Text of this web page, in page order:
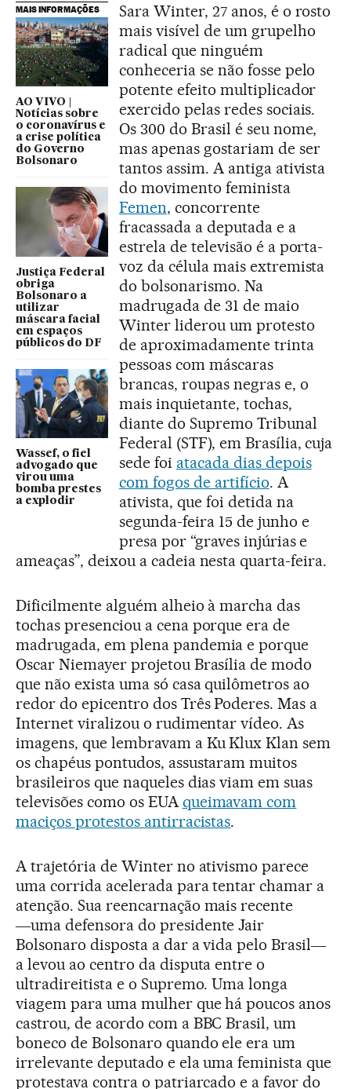
MAIS INFORMAÇÕES
AO VIVO |
Notícias sobre
o coronavírus e
a crise política
do Governo
Bolsonaro
Justiça Federal
obriga
Bolsonaro a
utilizar
máscara facial
em espaços
públicos do DF
Wassef, o fiel
advogado que
virou uma
bomba prestes
a explodir
Sara Winter, 27 anos, é o rosto
mais visível de um grupelho
radical que ninguém
conheceria se não fosse pelo
potente efeito multiplicador
exercido pelas redes sociais.
Os 300 do Brasil é seu nome,
mas apenas gostariam de ser
tantos assim. A antiga ativista
do movimento feminista
Femen, concorrente
fracassada a deputada e a
estrela de televisão é a porta-
voz da célula mais extremista
do bolsonarismo. Na
madrugada de 31 de maio
Winter liderou um protesto
de aproximadamente trinta
pessoas com máscaras
brancas, roupas negras e, o
mais inquietante, tochas,
diante do Supremo Tribunal
Federal (STF), em Brasília, cuja
sede foi atacada dias depois
com fogos de artifício. A
ativista, que foi detida na
segunda-feira 15 de junho e
presa por “graves injúrias e
ameaças”, deixou a cadeia nesta quarta-feira.
Dificilmente alguém alheio à marcha das
tochas presenciou a cena porque era de
madrugada, em plena pandemia e porque
Oscar Niemayer projetou Brasília de modo
que não exista uma só casa quilômetros ao
redor do epicentro dos Três Poderes. Mas a
Internet viralizou o rudimentar vídeo. As
imagens, que lembravam a Ku Klux Klan sem
os chapéus pontudos, assustaram muitos
brasileiros que naqueles dias viam em suas
televisões como os EUAqueimavam com
maciços protestos antirracistas.
A trajetória de Winter no ativismo parece
uma corrida acelerada para tentar chamar a
atenção. Sua reencarnação mais recente
―uma defensora do presidente Jair
Bolsonaro disposta a dar a vida pelo Brasil―
a levou ao centro da disputa entre o
ultradireitista e o Supremo. Uma longa
viagem para uma mulher que há poucos anos
castrou, de acordo com a BBC Brasil, um
boneco de Bolsonaro quando ele era um
irrelevante deputado e ela uma feminista que
protestava contra o patriarcado e a favor do